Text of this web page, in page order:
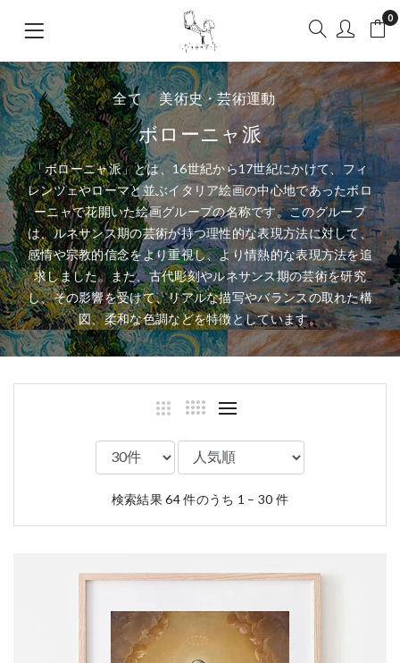
0
全て 美術史・芸術運動
ボローニャ派
「ボローニャ派」とは、16世紀から17世紀にかけて、フィ
レンツェやローマと並ぶイタリア絵画の中心地であったボロ
ーニャで花開いた絵画グループの名称です。このグループ
は、ルネサンス期の芸術が持つ理性的な表現方法に対して、
感情や宗教的信念をより重視し、より情熱的な表現方法を追
求しました。また、古代彫刻やルネサンス期の芸術を研究
し、その影響を受けて、リアルな描写やバランスの取れた構
図、柔和な色調などを特徴としています。
検索結果 64 件のうち 1 – 30 件